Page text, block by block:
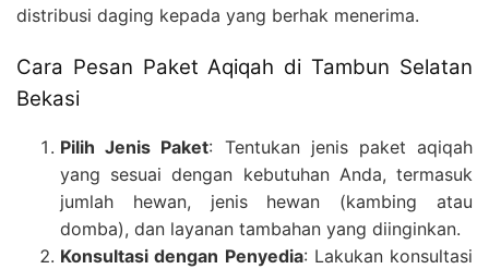
distribusi daging kepada yang berhak menerima.
Cara Pesan Paket Aqiqah di Tambun Selatan
Bekasi
Pilih Jenis Paket: Tentukan jenis paket aqiqah
yang sesuai dengan kebutuhan Anda, termasuk
jumlah hewan, jenis hewan (kambing atau
domba), dan layanan tambahan yang diinginkan.
Konsultasi dengan Penyedia: Lakukan konsultasi